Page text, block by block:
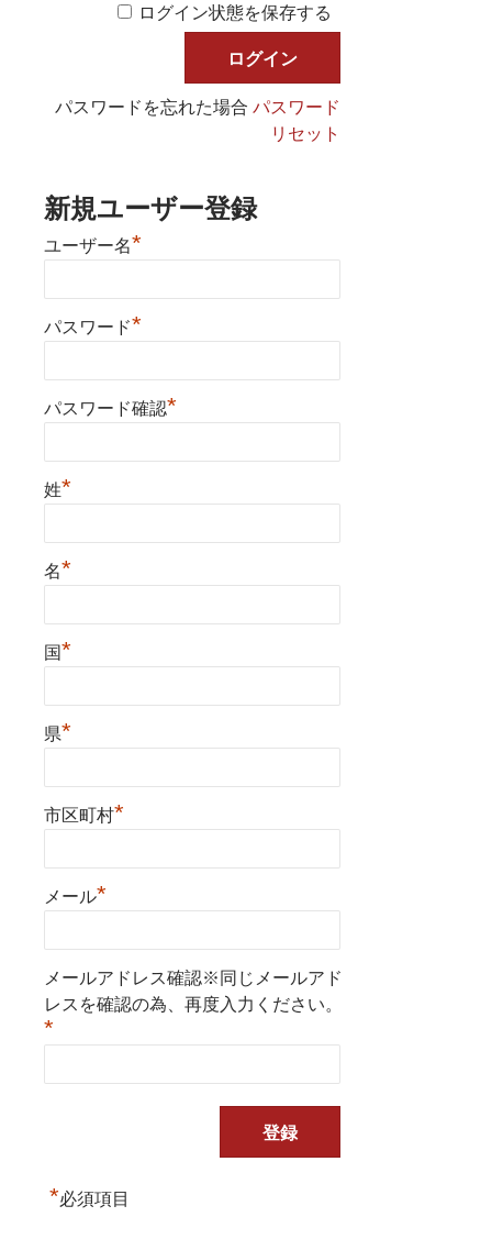
ログイン状態を保存する
パスワードを忘れた場合パスワード
リセット
新規ユーザー登録
ユーザー名*
パスワード*
パスワード確認*
姓*
名*
国*
県*
市区町村*
メール*
メールアドレス確認※同じメールアド
レスを確認の為、再度入力ください。
*
*必須項目